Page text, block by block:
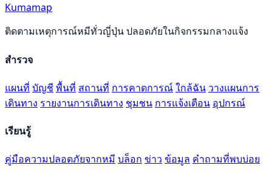
Kumamap
ติดตามเหตุการณ์หมีทั่วญี่ปุ่น ปลอดภัยในกิจกรรมกลางแจ้ง
สำรวจ
แผนที่ บัญชี พื้นที่ สถานที่ การคาดการณ์ใกล้ฉัน วางแผนการ
เดินทาง รายงานการเดินทาง ชุมชน การแจ้งเตือน อุปกรณ์
เรียนรู้
คู่มือความปลอดภัยจากหมี บล็อก ข่าว ข้อมูล คำถามที่พบบ่อย